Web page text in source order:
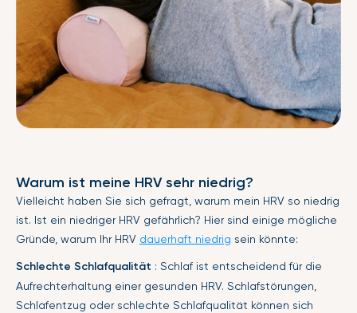
Warum ist meine HRV sehr niedrig?
Vielleicht haben Sie sich gefragt, warum mein HRV so niedrig
ist. Ist ein niedriger HRV gefährlich? Hier sind einige mögliche
Gründe, warum Ihr HRV dauerhaft niedrig sein könnte:
Schlechte Schlafqualität : Schlaf ist entscheidend für die
Aufrechterhaltung einer gesunden HRV. Schlafstörungen,
Schlafentzug oder schlechte Schlafqualität können sich